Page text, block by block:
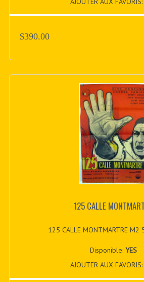
$390.00
125 CALLE
125 CALLE MONTMARTRE M2
Disponible:YES
AJOUTER AUX FAVORIS: